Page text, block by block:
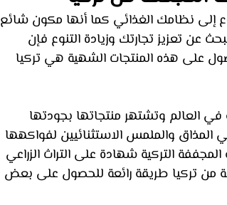
إلى نظامك الغذائي كما أنها مكون شائع
عن تعزيز تجارتك وزيادة التنوع فإن
على هذه المنتجات الشهية هي تركيا
في العالم وتشتهر منتجاتها بجودتها
المذاق والملمس الاستثنائيين لفواكهها
التركية شهادة على التراث الزراعي
من تركيا طريقة رائعة للحصول على بعض